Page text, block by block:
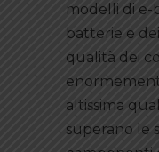
modelli di e-
batterie e
qualità dei
altissima
superano le